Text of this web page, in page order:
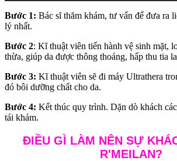
Bước 1: Bác sĩ thăm khám, tư vấn để đưa ra
lý nhất.
Bước 2: Kĩ thuật viên tiến hành vệ sinh mặt,
thừa, giúp da được thông thoáng, hấp thu tia
Bước 3: Kĩ thuật viên sẽ đi máy Ultrathera
đó bôi dưỡng chất cho da.
Bước 4: Kết thúc quy trình. Dặn dò khách
tái khám.
ĐIỀU GÌ LÀM NÊN SỰ
R'MEILAN?